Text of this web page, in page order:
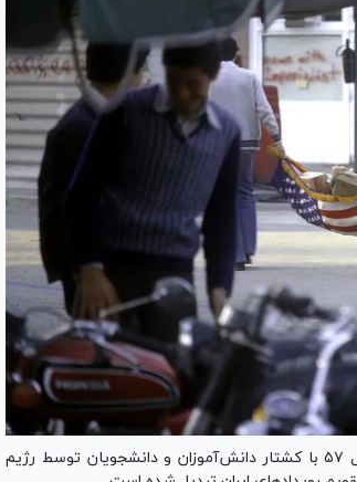
۱۳ آبان در سال ۴۳ با تبعید امام خمینی (ره) به ترکیه، در سال ۵۷ با کشتار دانش‌آموزان و دانشجویان توسط رژیم